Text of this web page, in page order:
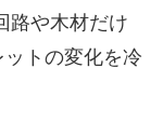
路や木材だけ
トの変化を冷